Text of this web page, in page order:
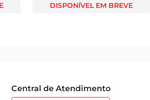
DISPONÍVEL EM BREVE
Central de Atendimento